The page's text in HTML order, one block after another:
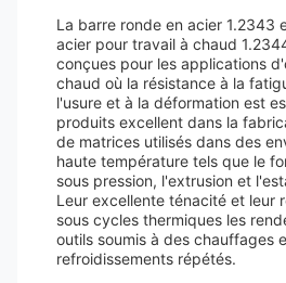
La barre ronde en acier 1.2343
acier pour travail à chaud
conçues pour les applications
chaud où la résistance à la
l'usure et à la déformation est
produits excellent dans la
de matrices utilisés dans des
haute température tels que le
sous pression, l'extrusion et
Leur excellente ténacité et leur
sous cycles thermiques les
outils soumis à des chauffages
refroidissements répétés.